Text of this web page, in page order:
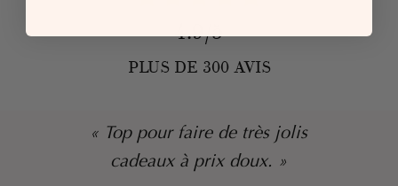
4.9/5
PLUS DE 300 AVIS
« Top pour faire de très jolis
cadeaux à prix doux. »